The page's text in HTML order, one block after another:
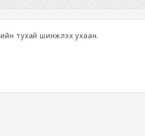
тухай шинжлэх ухаан.